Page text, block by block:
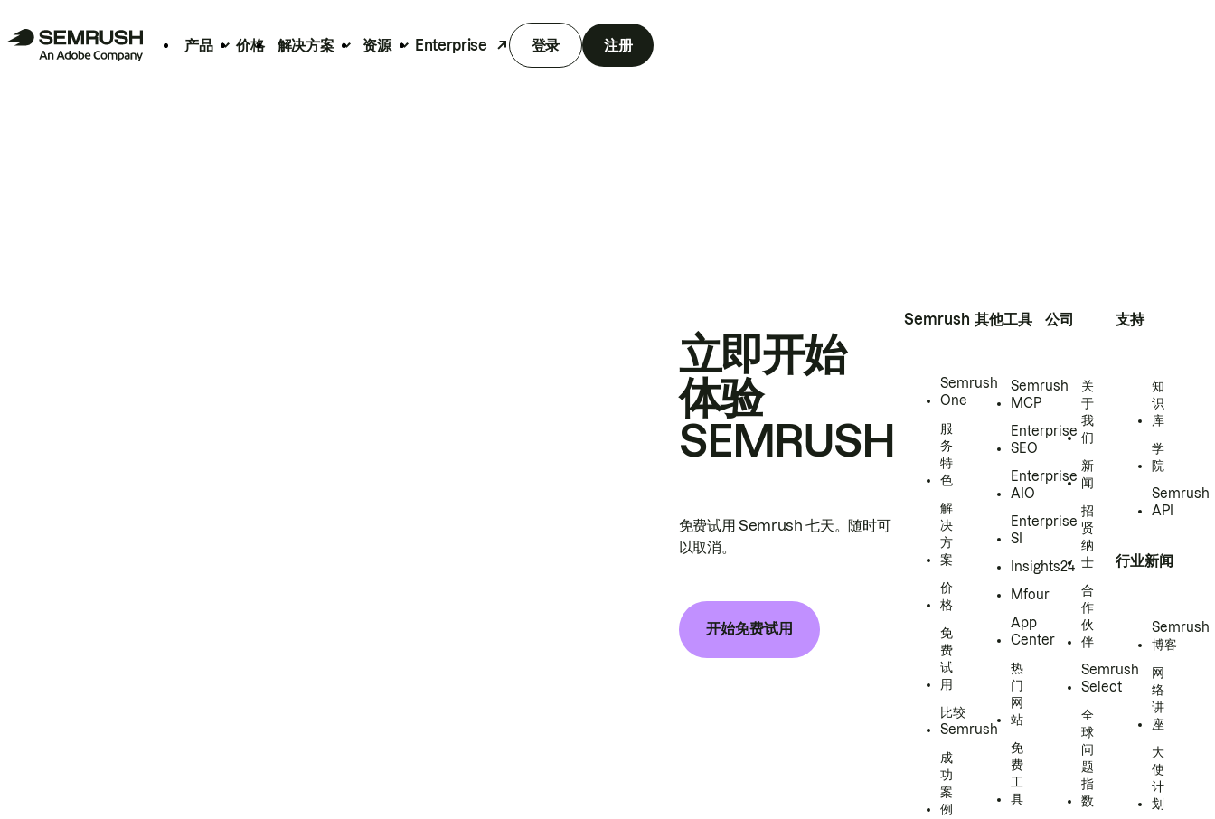
产品 价格 解决方案 资源 Enterprise 登录 注册
立即开始
体验
SEMRUSH
免费试用 Semrush 七天。随时可
以取消。
开始免费试用
Semrush
Semrush
One
服
务
特
色
解
决
方
案
价
格
免
费
试
用
比较
Semrush
成
功
案
例
其他工具
Semrush
MCP
Enterprise
SEO
Enterprise
AIO
Enterprise
SI
Insights24
Mfour
App
Center
热
门
网
站
免
费
工
具
公司
关
于
我
们
新
闻
招
贤
纳
士
合
作
伙
伴
Semrush
Select
全
球
问
题
指
数
支持
知
识
库
学
院
Semrush
API
行业新闻
Semrush
博客
网
络
讲
座
大
使
计
划